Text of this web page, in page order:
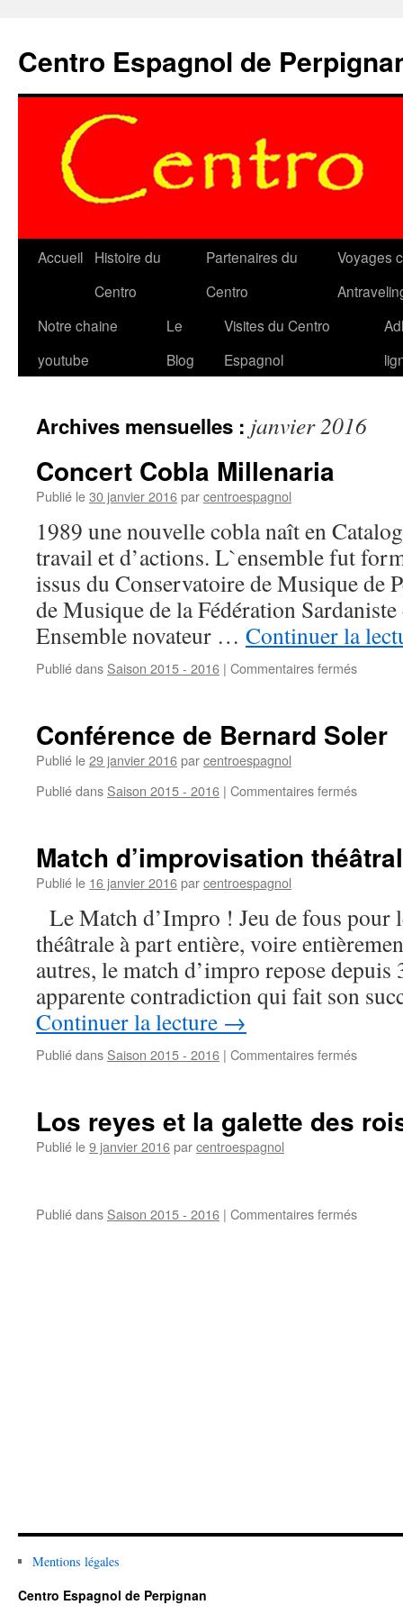
contenu
Centro Espagnol de
Accueil
Histoire du
Centro
Partenaires du
Centro
Voyages
Notre chaine
youtube
Le
Blog
Visites du Centro
Espagnol
Archives mensuelles : janvier 2016
Concert Cobla Millenaria
Publié le30 janvier 2016parcentroespagnol
1989 une nouvelle cobla naît en
travail et d’actions. L`ensemble fut
issus du Conservatoire de Musique de
de Musique de la Fédération
Ensemble novateur … Continuer la
Publié dans Saison 2015 - 2016 | Commentaires fermés
Conférence de Bernard Soler
Publié le29 janvier 2016parcentroespagnol
Publié dans Saison 2015 - 2016 | Commentaires fermés
Bernard
Soler
Match d’improvisation
Publié le 16 janvier 2016parcentroespagnol
Le Match d’Impro ! Jeu de fous pour
théâtrale à part entière, voire
autres, le match d’impro repose depuis
apparente contradiction qui fait son
Continuer la lecture →
Publié dans Saison 2015 - 2016 | Commentaires fermés
Los reyes et la galette des
Publié le9 janvier 2016parcentroespagnol
Publié dans Saison 2015 - 2016 | Commentaires fermés
Mentions légales
Centro Espagnol de Perpignan